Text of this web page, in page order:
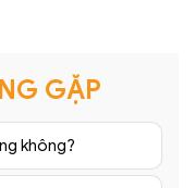
GẶP
không?